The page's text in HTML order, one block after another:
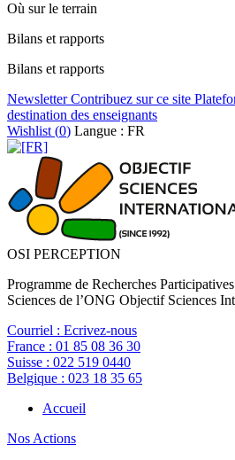
Où sur le terrain
Bilans et rapports
Bilans et rapports
NewsletterContribuez sur ce site
destination des enseignants
Wishlist (0) Langue : FR
OSI PERCEPTION
Programme de Recherches
Sciences de l’ONG Objectif Sciences
Courriel : Ecrivez-nous
France : 01 85 08 36 30
Suisse : 022 519 0440
Belgique : 023 18 35 65
Accueil
Nos Actions